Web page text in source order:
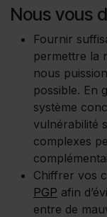
Nous vous
Fournir
permettre la
nous
possible. En
système
vulnérabilité
complexes
Chiffrer vos
PGP afin
entre de